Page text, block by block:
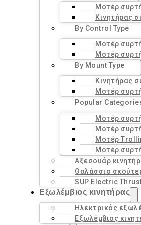
Μοτέρ
Κινητήρας
By Control Type
Μοτέρ
Μοτέρ
By Mount Type
Κινητήρας
Μοτέρ
Popular
Μοτέρ
Μοτέρ
Μοτέρ
Μοτέρ
Αξεσουάρ
Θαλάσσιο
SUP Electric
Εξωλέμβιος κινητήρας
Ηλεκτρικός
Εξωλέμβιος